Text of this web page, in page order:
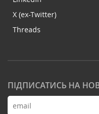
X (ex-Twitter)
Threads
ПІДПИСАТИСЬ НА